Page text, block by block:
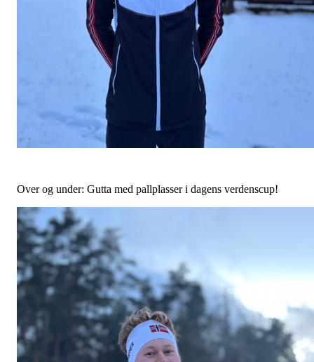
Over og under: Gutta med pallplasser i dagens verdenscup!